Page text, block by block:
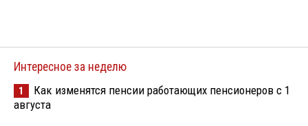
Интересное за неделю
1
Как изменятся пенсии работающих пенсионеров с 1
августа